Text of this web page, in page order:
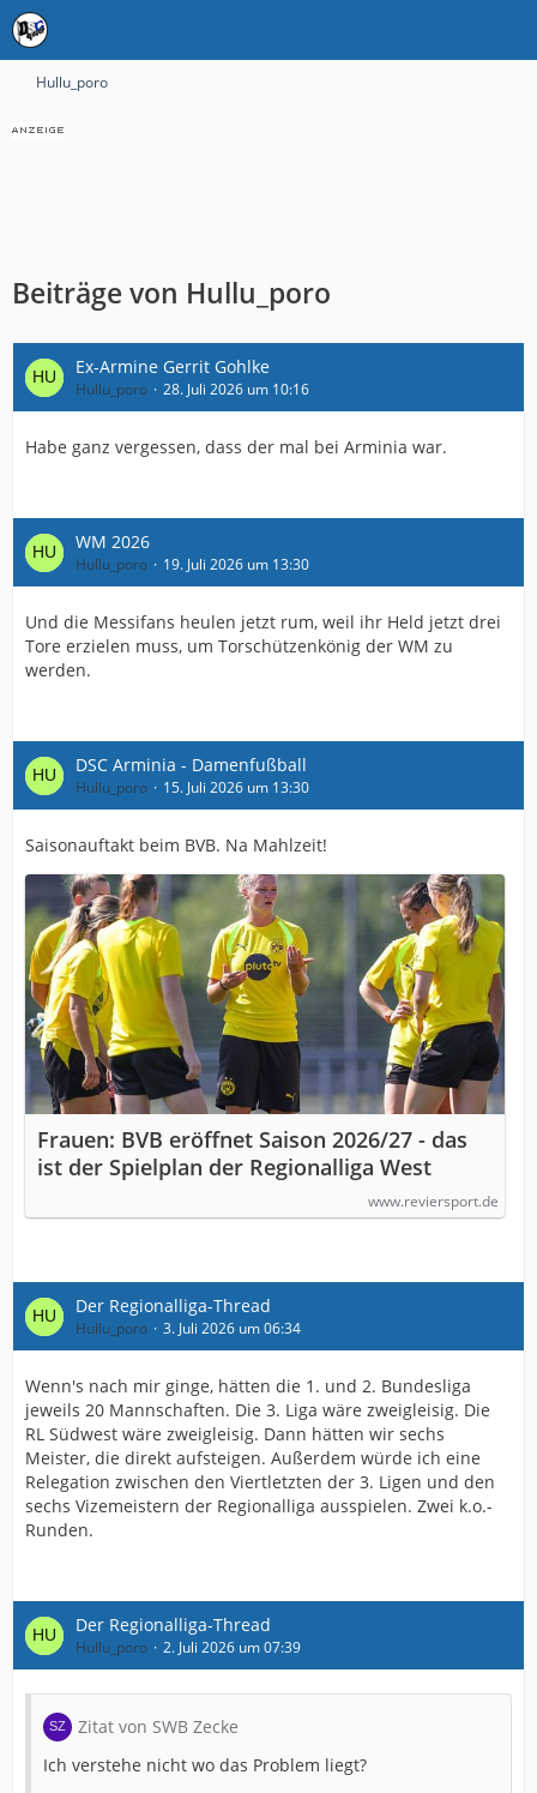
Hullu_poro
Beiträge von Hullu_poro
Ex-Armine Gerrit Gohlke
Hullu_poro 28. Juli 2026 um 10:16
Habe ganz vergessen, dass der mal bei Arminia war.
WM 2026
Hullu_poro 19. Juli 2026 um 13:30
Und die Messifans heulen jetzt rum, weil ihr Held jetzt drei
Tore erzielen muss, um Torschützenkönig der WM zu
werden.
DSC Arminia - Damenfußball
Hullu_poro 15. Juli 2026 um 13:30
Saisonauftakt beim BVB. Na Mahlzeit!
Frauen: BVB eröffnet Saison 2026/27 - das
ist der Spielplan der Regionalliga West
www.reviersport.de
Der Regionalliga-Thread
Hullu_poro 3. Juli 2026 um 06:34
Wenn's nach mir ginge, hätten die 1. und 2. Bundesliga
jeweils 20 Mannschaften. Die 3. Liga wäre zweigleisig. Die
RL Südwest wäre zweigleisig. Dann hätten wir sechs
Meister, die direkt aufsteigen. Außerdem würde ich eine
Relegation zwischen den Viertletzten der 3. Ligen und den
sechs Vizemeistern der Regionalliga ausspielen. Zwei k.o.-
Runden.
Der Regionalliga-Thread
Hullu_poro 2. Juli 2026 um 07:39
Zitat von SWB Zecke
Ich verstehe nicht wo das Problem liegt?